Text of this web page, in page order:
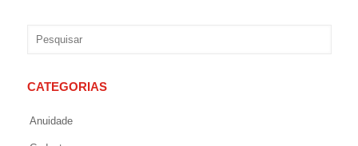
CATEGORIAS
Anuidade